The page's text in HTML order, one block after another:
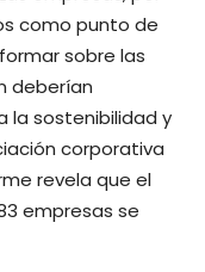
como punto de
sobre las
deberían
la sostenibilidad y
corporativa
revela que el
empresas se